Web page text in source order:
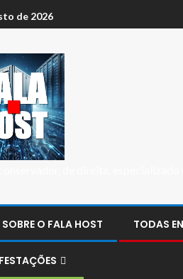
de 2026
SOBRE O FALA HOST TODAS